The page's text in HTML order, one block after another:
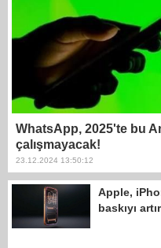
WhatsApp, 2025'te bu
çalışmayacak!
23.12.2024 13:50:12
Apple,
baskıyı